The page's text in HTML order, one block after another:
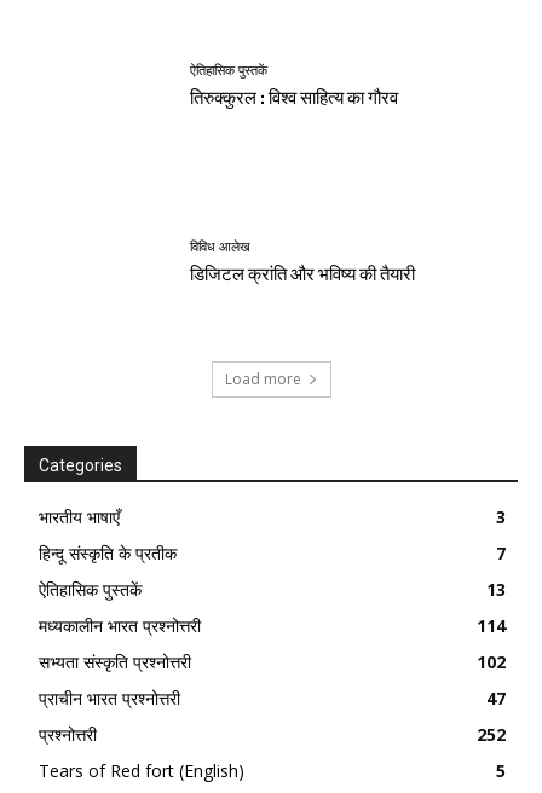
ऐतिहासिक पुस्तकें
तिरुक्कुरल : विश्व साहित्य का गौरव
विविध आलेख
डिजिटल क्रांति और भविष्य की तैयारी
Load more
Categories
भारतीय भाषाएँ
3
हिन्दू संस्कृति के प्रतीक
7
ऐतिहासिक पुस्तकें
13
मध्यकालीन भारत प्रश्नोत्तरी
114
सभ्यता संस्कृति प्रश्नोत्तरी
102
प्राचीन भारत प्रश्नोत्तरी
47
प्रश्नोत्तरी
252
Tears of Red fort (English)
5